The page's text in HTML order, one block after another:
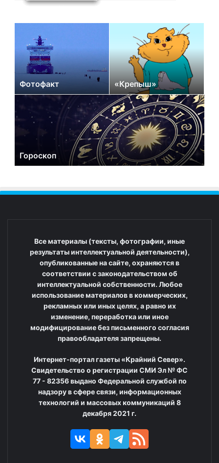
Фотофакт «Крепыш»
Гороскоп
Все материалы (тексты, фотографии, иные
результаты интеллектуальной деятельности),
опубликованные на сайте, охраняются в
соответствии с законодательством об
интеллектуальной собственности. Любое
использование материалов в коммерческих,
рекламных или иных целях, а равно их
изменение, переработка или иное
модифицирование без письменного согласия
правообладателя запрещены.
Интернет-портал газеты «Крайний Север».
Свидетельство о регистрации СМИ Эл № ФС
77 - 82356 выдано Федеральной службой по
надзору в сфере связи, информационных
технологий и массовых коммуникаций 8
декабря 2021 г.